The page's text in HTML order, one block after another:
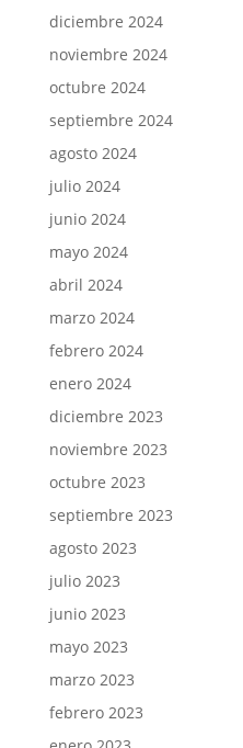
diciembre 2024
noviembre 2024
octubre 2024
septiembre 2024
agosto 2024
julio 2024
junio 2024
mayo 2024
abril 2024
marzo 2024
febrero 2024
enero 2024
diciembre 2023
noviembre 2023
octubre 2023
septiembre 2023
agosto 2023
julio 2023
junio 2023
mayo 2023
marzo 2023
febrero 2023